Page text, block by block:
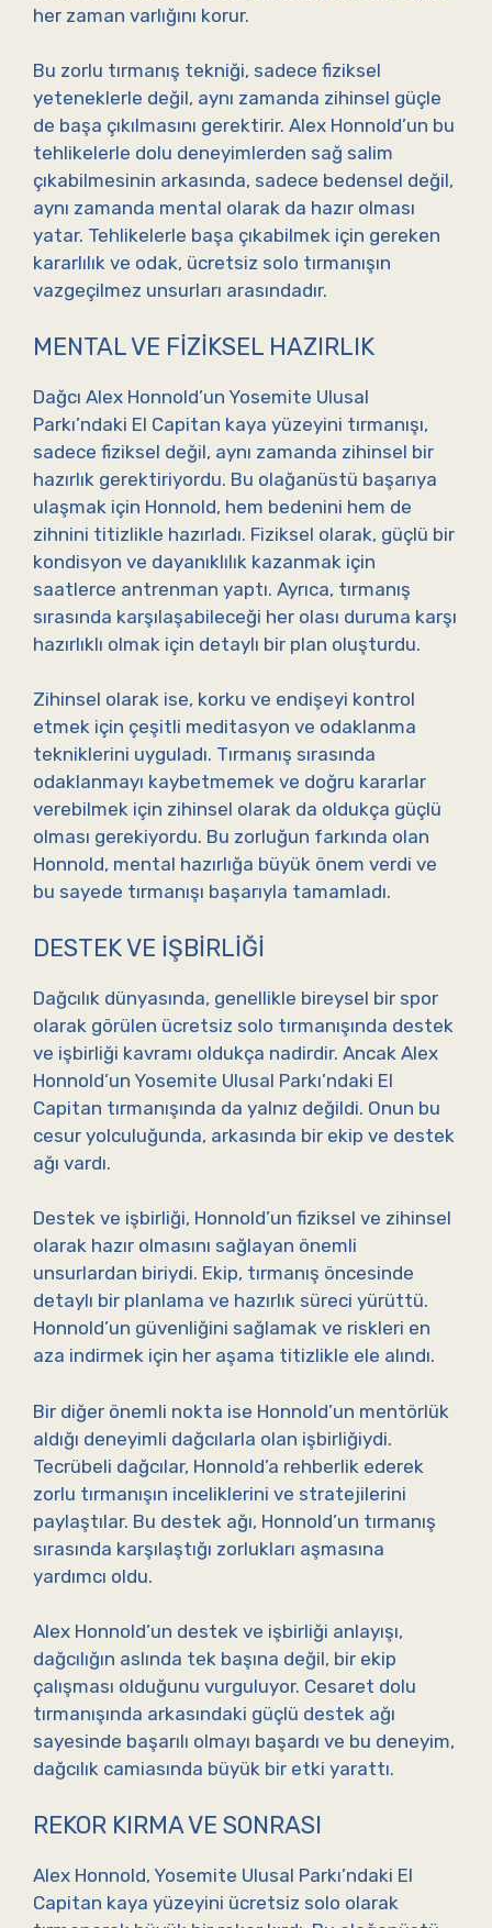
her zaman varlığını korur.
Bu zorlu tırmanış tekniği, sadece fiziksel
yeteneklerle değil, aynı zamanda zihinsel güçle
de başa çıkılmasını gerektirir. Alex Honnold’un bu
tehlikelerle dolu deneyimlerden sağ salim
çıkabilmesinin arkasında, sadece bedensel değil,
aynı zamanda mental olarak da hazır olması
yatar. Tehlikelerle başa çıkabilmek için gereken
kararlılık ve odak, ücretsiz solo tırmanışın
vazgeçilmez unsurları arasındadır.
MENTAL VE FIZIKSEL HAZIRLIK
Dağcı Alex Honnold’un Yosemite Ulusal
Parkı’ndaki El Capitan kaya yüzeyini tırmanışı,
sadece fiziksel değil, aynı zamanda zihinsel bir
hazırlık gerektiriyordu. Bu olağanüstü başarıya
ulaşmak için Honnold, hem bedenini hem de
zihnini titizlikle hazırladı. Fiziksel olarak, güçlü bir
kondisyon ve dayanıklılık kazanmak için
saatlerce antrenman yaptı. Ayrıca, tırmanış
sırasında karşılaşabileceği her olası duruma karşı
hazırlıklı olmak için detaylı bir plan oluşturdu.
Zihinsel olarak ise, korku ve endişeyi kontrol
etmek için çeşitli meditasyon ve odaklanma
tekniklerini uyguladı. Tırmanış sırasında
odaklanmayı kaybetmemek ve doğru kararlar
verebilmek için zihinsel olarak da oldukça güçlü
olması gerekiyordu. Bu zorluğun farkında olan
Honnold, mental hazırlığa büyük önem verdi ve
bu sayede tırmanışı başarıyla tamamladı.
DESTEK VE İŞBIRLIĞI
Dağcılık dünyasında, genellikle bireysel bir spor
olarak görülen ücretsiz solo tırmanışında destek
ve işbirliği kavramı oldukça nadirdir. Ancak Alex
Honnold’un Yosemite Ulusal Parkı’ndaki El
Capitan tırmanışında da yalnız değildi. Onun bu
cesur yolculuğunda, arkasında bir ekip ve destek
ağı vardı.
Destek ve işbirliği, Honnold’un fiziksel ve zihinsel
olarak hazır olmasını sağlayan önemli
unsurlardan biriydi. Ekip, tırmanış öncesinde
detaylı bir planlama ve hazırlık süreci yürüttü.
Honnold’un güvenliğini sağlamak ve riskleri en
aza indirmek için her aşama titizlikle ele alındı.
Bir diğer önemli nokta ise Honnold’un mentörlük
aldığı deneyimli dağcılarla olan işbirliğiydi.
Tecrübeli dağcılar, Honnold’a rehberlik ederek
zorlu tırmanışın inceliklerini ve stratejilerini
paylaştılar. Bu destek ağı, Honnold’un tırmanış
sırasında karşılaştığı zorlukları aşmasına
yardımcı oldu.
Alex Honnold’un destek ve işbirliği anlayışı,
dağcılığın aslında tek başına değil, bir ekip
çalışması olduğunu vurguluyor. Cesaret dolu
tırmanışında arkasındaki güçlü destek ağı
sayesinde başarılı olmayı başardı ve bu deneyim,
dağcılık camiasında büyük bir etki yarattı.
REKOR KIRMA VE SONRASI
Alex Honnold, Yosemite Ulusal Parkı’ndaki El
Capitan kaya yüzeyini ücretsiz solo olarak